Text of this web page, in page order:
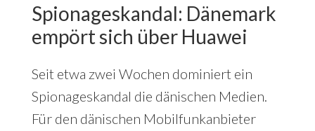
Spionageskandal: Dänemark
empört sich über Huawei
Seit etwa zwei Wochen dominiert ein
Spionageskandal die dänischen Medien.
Für den dänischen Mobilfunkanbieter